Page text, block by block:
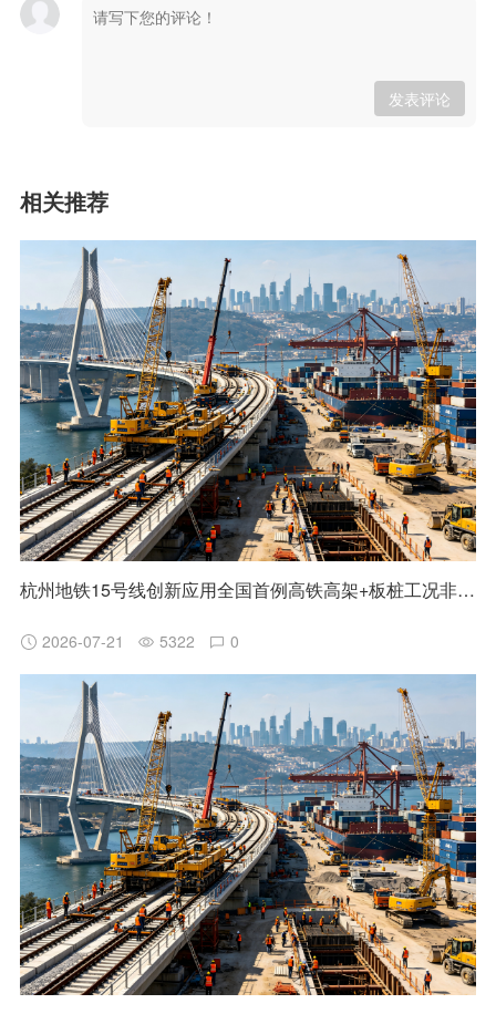
发表评论
相关推荐
杭州地铁15号线创新应用全国首例高铁高架+板桩工况非清障磨桩技术
2026-07-21 5322 0